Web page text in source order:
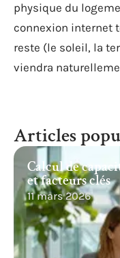
physique du
connexion internet
reste (le soleil, la
viendra
Articles
Calcul de
et facteurs clés
11 mars 2026